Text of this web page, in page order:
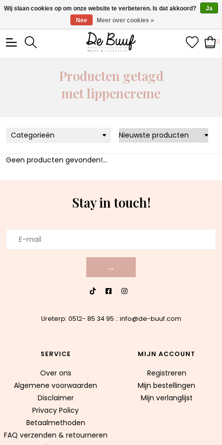
• Wekelijks nieuwe items • Gratis verzending >€100,- •
Verzonden binnen 1-3 werkdagen
0
Producten getagd
met lippencreme
Categorieën
Geen producten gevonden!...
Stay in touch!
→
Ureterp: 0512- 85 34 95 :: info@de-buuf.com
SERVICE
Over ons
Algemene voorwaarden
Disclaimer
Privacy Policy
Betaalmethoden
FAQ verzenden & retourneren
MIJN ACCOUNT
Registreren
Mijn bestellingen
Mijn verlanglijst
Wij slaan cookies op om onze website te verbeteren. Is dat akkoord?
Ja
Nee
Meer over cookies »